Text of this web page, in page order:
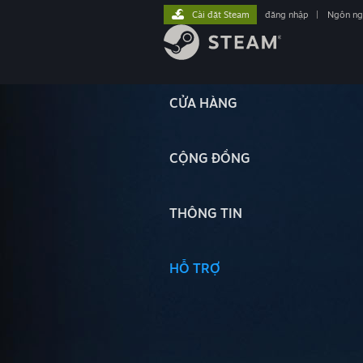
CỬA HÀNG
CỘNG ĐỒNG
THÔNG TIN
HỖ TRỢ
Cài đặt Steam đăng nhập Ngôn